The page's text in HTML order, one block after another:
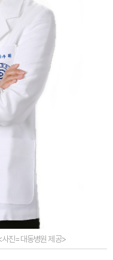
사진=대동병원 제공>